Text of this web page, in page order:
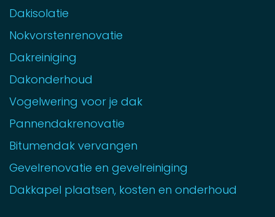
Dakisolatie
Nokvorstenrenovatie
Dakreiniging
Dakonderhoud
Vogelwering voor je dak
Pannendakrenovatie
Bitumendak vervangen
Gevelrenovatie en gevelreiniging
Dakkapel plaatsen, kosten en onderhoud